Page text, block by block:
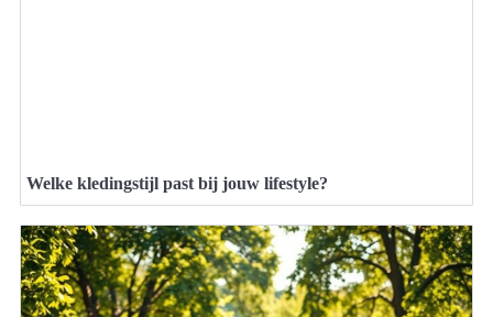
Welke kledingstijl past bij jouw lifestyle?